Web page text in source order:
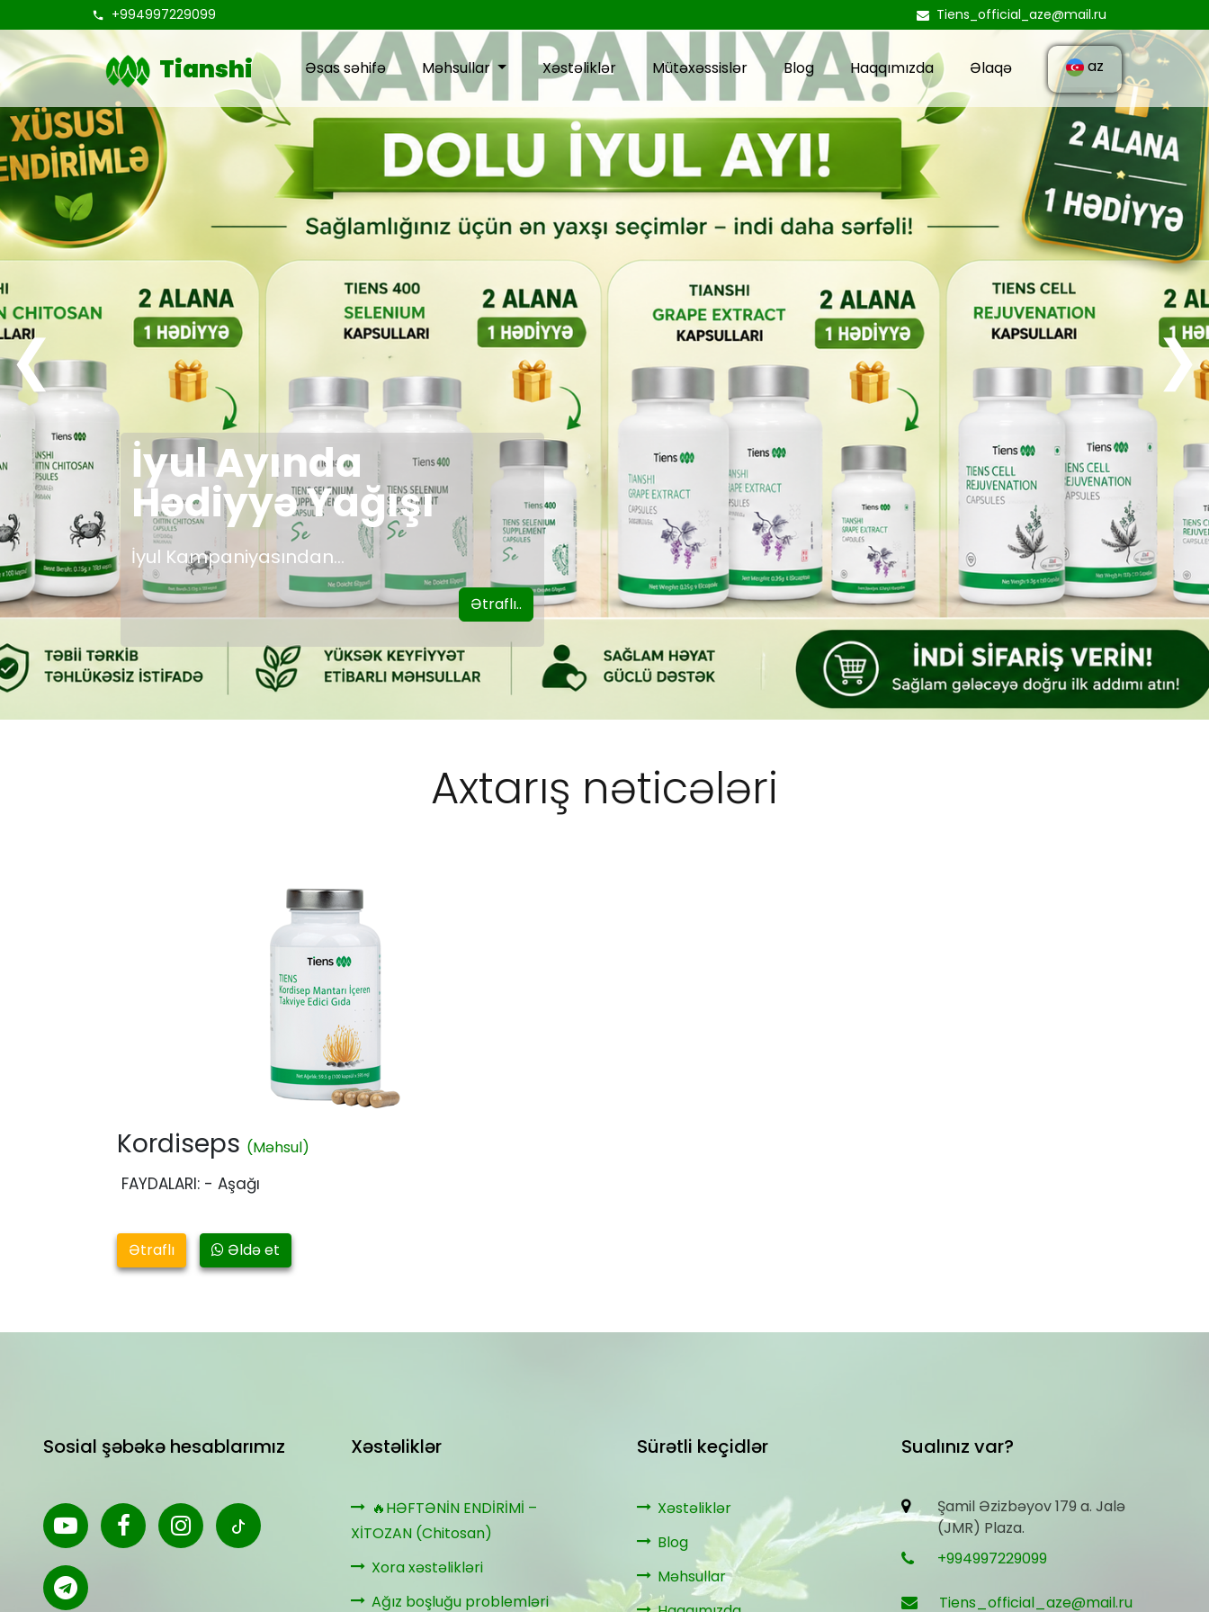
+994997229099 Tiens_official_aze@mail.ru
Tianshi Əsas səhifə Məhsullar Xəstəliklər Mütəxəssislər Blog Haqqımızda Əlaqə az
İyul Ayında
Hədiyyə Yağışı
İyul Kampaniyasından...
Ətraflı..
❮ ❯
Axtarış nəticələri
Kordiseps (Məhsul)
FAYDALARI: - Aşağı
Ətraflı Əldə et
Sosial şəbəkə hesablarımız Xəstəliklər
🔥HƏFTƏNİN ENDİRİMİ –
XİTOZAN (Chitosan)
Xora xəstəlikləri
Ağız boşluğu problemləri
Sürətli keçidlər
Xəstəliklər
Blog
Məhsullar
Sualınız var?
Şamil Əzizbəyov 179 a. Jalə
(JMR) Plaza.
+994997229099
Tiens_official_aze@mail.ru